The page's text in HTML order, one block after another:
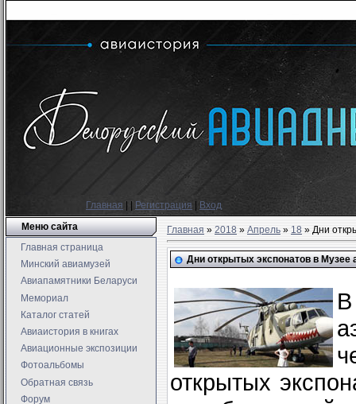
Главная Регистрация
Вход
Меню сайта
Главная страница
Минский авиамузей
Авиапамятники Беларуси
Мемориал
Каталог статей
Авиаистория в книгах
Авиационные экспозиции
Фотоальбомы
Обратная связь
Форум
Главная»2018 » Апрель » 18» Дни
Дни открытых экспонатов в Музее
открытых